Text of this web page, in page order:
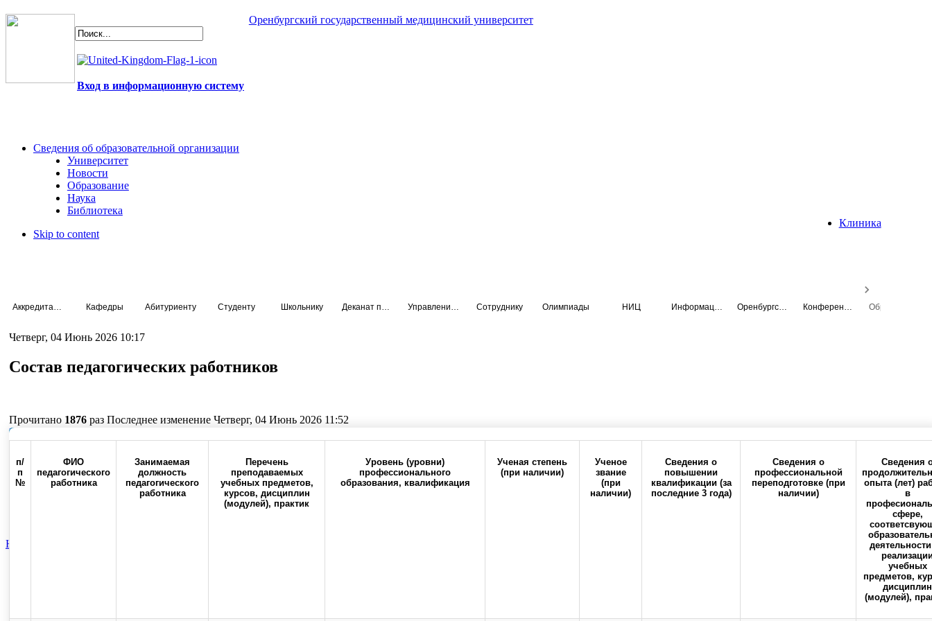
Оренбургский государственный медицинский университет
Вход в информационную систему
Сведения об образовательной организации
Университет
Новости
Образование
Наука
Библиотека
Клиника
Skip to content
Кафедры Абитуриенту Студенту Школьнику Сотруднику Олимпиады НИЦ
Четверг, 04 Июнь 2026 10:17
Состав педагогических работников
Прокрутите таблицу вправо для просмотра всех колонок
п/
п
№
ФИО
педагогического
работника
Занимаемая
должность
педагогического
работника
Перечень
преподаваемых
учебных предметов,
курсов, дисциплин
(модулей), практик
Уровень (уровни)
профессионального
образования, квалификация
Ученая степень
(при наличии)
Ученое
звание
(при
наличии)
Сведения о
повышении
квалификации (за
последние 3 года)
Сведения о
профессиональной
переподготовке (при
наличии)
Сведения
опыта (лет)
в
сфере,
учебных
предметов,
дисциплин
(модулей),
Прочитано 1876 раз Последнее изменение Четверг, 04 Июнь 2026 11:52
Наверх
Факс:(3532) 50-06-20
Политика
Реквизиты
Новости